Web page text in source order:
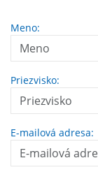
Meno:
Priezvisko:
E-mailová adresa: